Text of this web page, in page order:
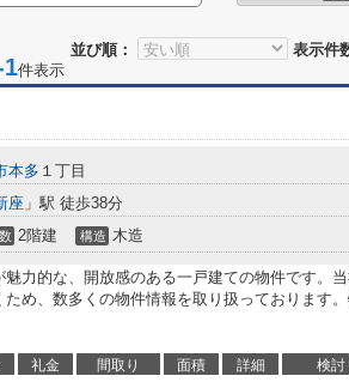
並び順： 表示件
件表示
本多 １丁目
座 」駅 徒歩38分
2階建 構造 木造
魅力的な、開放感のある一戸建ての物件です。
ため、数多くの物件情報を取り扱っております
礼金 間取り 面積 詳細 検討